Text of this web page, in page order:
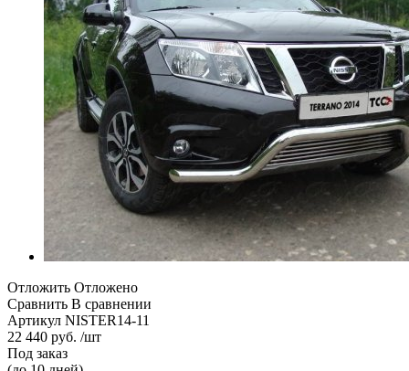
Отложить Отложено
Сравнить В сравнении
Артикул NISTER14-11
22 440 руб. /шт
Под заказ